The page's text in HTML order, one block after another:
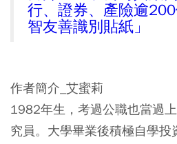
行、證券、產險逾
智友善識別貼紙」
作者簡介_艾蜜莉
1982年生，考過公職也當過
究員。大學畢業後積極自學